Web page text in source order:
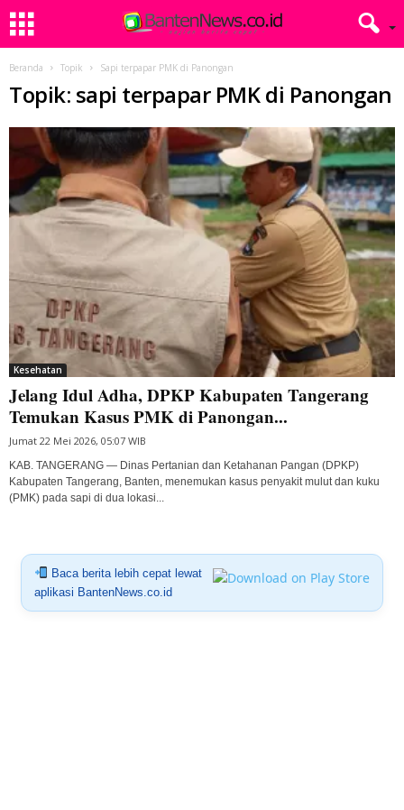
Beranda Topik Sapi terpapar PMK di Panongan
Topik: sapi terpapar PMK di Panongan
Kesehatan
Jelang Idul Adha, DPKP Kabupaten Tangerang
Temukan Kasus PMK di Panongan...
Jumat 22 Mei 2026, 05:07 WIB
KAB. TANGERANG — Dinas Pertanian dan Ketahanan Pangan (DPKP)
Kabupaten Tangerang, Banten, menemukan kasus penyakit mulut dan kuku
(PMK) pada sapi di dua lokasi...
Baca berita lebih cepat lewat
aplikasi BantenNews.co.id